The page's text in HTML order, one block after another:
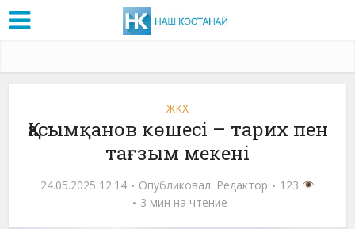
ЖКХ
Қасымқанов көшесі – тарих пен
тағзым мекені
24.05.2025 12:14 Опубликовал: Редактор
123
3 мин на чтение